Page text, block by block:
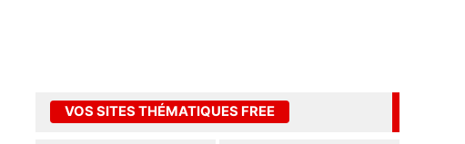
VOS SITES THÉMATIQUES FREE